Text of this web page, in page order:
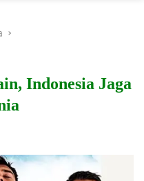
Indonesia Jaga